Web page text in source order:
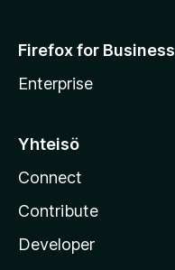
Firefox for Business
Enterprise
Yhteisö
Connect
Contribute
Developer